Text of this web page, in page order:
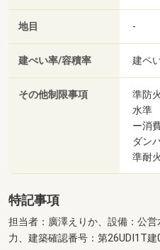
地目 -
建ぺい率/容積率 建ペ
その他制限事項
準防
水準
ー消
ダン
準耐
特記事項
担当者：廣澤えりか、設備：公
力、建築確認番号：第26UDI1T